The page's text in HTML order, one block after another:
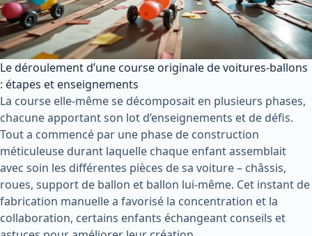
Le déroulement d’une course originale de voitures-ballons
: étapes et enseignements
La course elle-même se décomposait en plusieurs phases,
chacune apportant son lot d’enseignements et de défis.
Tout a commencé par une phase de construction
méticuleuse durant laquelle chaque enfant assemblait
avec soin les différentes pièces de sa voiture – châssis,
roues, support de ballon et ballon lui-même. Cet instant de
fabrication manuelle a favorisé la concentration et la
collaboration, certains enfants échangeant conseils et